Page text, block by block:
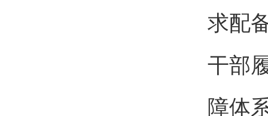
求配
干部
障体